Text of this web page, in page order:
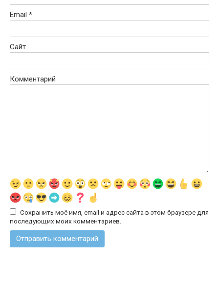
Email *
Сайт
Комментарий
Сохранить моё имя, email и адрес сайта в этом браузере для
последующих моих комментариев.